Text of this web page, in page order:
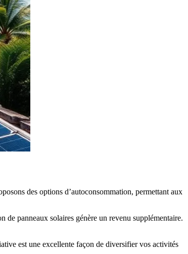
des options d’autoconsommation, permettant aux
de panneaux solaires génère un revenu supplémentaire.
est une excellente façon de diversifier vos activités